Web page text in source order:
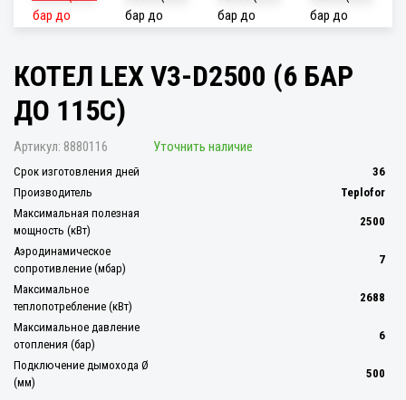
КОТЕЛ LEX V3-D2500 (6 БАР
ДО 115С)
Артикул: 8880116 Уточнить наличие
Срок изготовления дней
36
Производитель
Teplofor
Максимальная полезная
мощность (кВт)
2500
Аэродинамическое
сопротивление (мбар)
7
Максимальное
теплопотребление (кВт)
2688
Максимальное давление
отопления (бар)
6
Подключение дымохода Ø
(мм)
500